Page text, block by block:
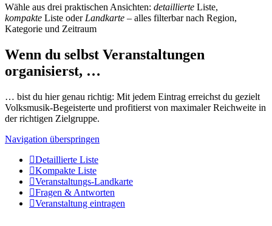
Wähle aus drei praktischen Ansichten: detaillierte Liste,
kompakte Liste oder Landkarte – alles filterbar nach Region,
Kategorie und Zeitraum
Wenn du selbst Veranstaltungen
organisierst, …
… bist du hier genau richtig: Mit jedem Eintrag erreichst du gezielt
Volksmusik-Begeisterte und profitierst von maximaler Reichweite in
der richtigen Zielgruppe.
Navigation überspringen
Detaillierte Liste
Kompakte Liste
Veranstaltungs-Landkarte
Fragen & Antworten
Veranstaltung eintragen